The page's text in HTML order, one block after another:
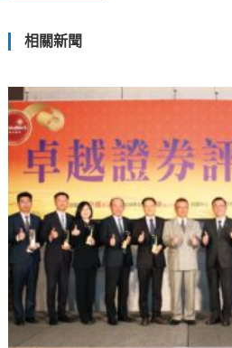
導
覽
相關新聞